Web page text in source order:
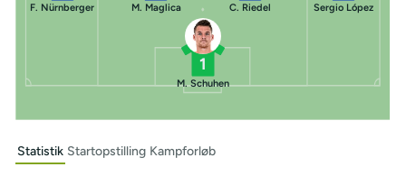
1
M. Schuhen
F. Nürnberger M. Maglica C. Riedel Sergio López
Statistik Startopstilling Kampforløb